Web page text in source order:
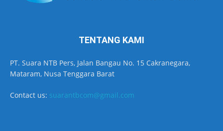
TENTANG KAMI
PT. Suara NTB Pers, Jalan Bangau No. 15 Cakranegara,
Mataram, Nusa Tenggara Barat
Contact us: suarantbcom@gmail.com